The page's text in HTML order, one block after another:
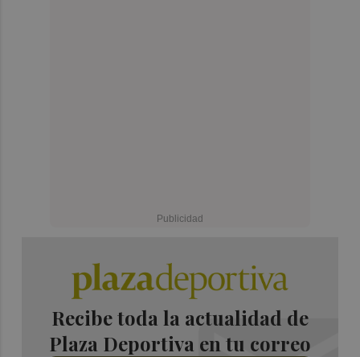
Recibe toda la actualidad de
Plaza Deportiva en tu correo